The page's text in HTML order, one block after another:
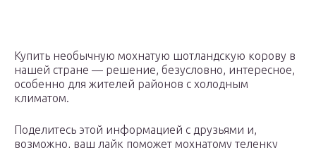
Купить необычную мохнатую шотландскую корову в
нашей стране — решение, безусловно, интересное,
особенно для жителей районов с холодным
климатом.
Поделитесь этой информацией с друзьями и,
возможно, ваш лайк поможет мохнатому теленку